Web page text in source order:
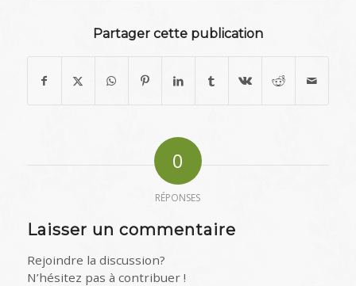
Partager cette publication
0
RÉPONSES
Laisser un commentaire
Rejoindre la discussion?
N’hésitez pas à contribuer !